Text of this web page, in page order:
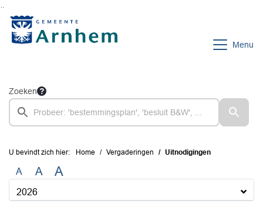
Menu
Zoeken
U bevindt zich hier: Home Vergaderingen Uitnodigingen
A A A
2026